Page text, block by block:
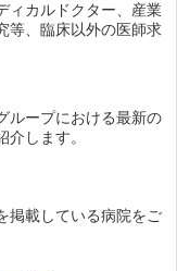
ィカルドクター、産業
等、臨床以外の医師求
ループにおける最新の
します。
掲載している病院をご